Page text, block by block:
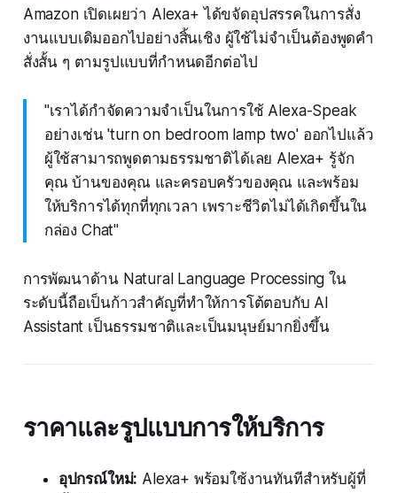
Amazon เปิดเผยว่า Alexa+ ได้ขจัดอุปสรรคในการสั่ง
งานแบบเดิมออกไปอย่างสิ้นเชิง ผู้ใช้ไม่จำเป็นต้องพูดคำ
สั่งสั้น ๆ ตามรูปแบบที่กำหนดอีกต่อไป
"เราได้กำจัดความจำเป็นในการใช้ Alexa-Speak
อย่างเช่น 'turn on bedroom lamp two' ออกไปแล้ว
ผู้ใช้สามารถพูดตามธรรมชาติได้เลย Alexa+ รู้จัก
คุณ บ้านของคุณ และครอบครัวของคุณ และพร้อม
ให้บริการได้ทุกที่ทุกเวลา เพราะชีวิตไม่ได้เกิดขึ้นใน
กล่อง Chat"
การพัฒนาด้าน Natural Language Processing ใน
ระดับนี้ถือเป็นก้าวสำคัญที่ทำให้การโต้ตอบกับ AI
Assistant เป็นธรรมชาติและเป็นมนุษย์มากยิ่งขึ้น
ราคาและรูปแบบการให้บริการ
อุปกรณ์ใหม่: Alexa+ พร้อมใช้งานทันทีสำหรับผู้ที่